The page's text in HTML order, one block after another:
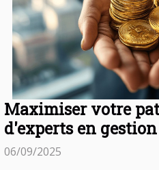
Maximiser votre
d'experts en
06/09/2025